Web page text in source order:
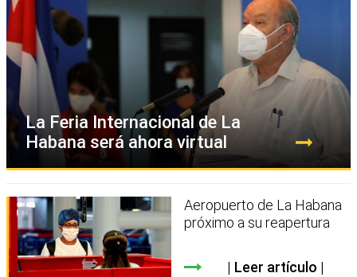
La Feria Internacional de La
Habana será ahora virtual
Aeropuerto de La Habana
próximo a su reapertura
Leer artículo